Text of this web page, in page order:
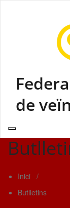
de
Inici /
Butlletins